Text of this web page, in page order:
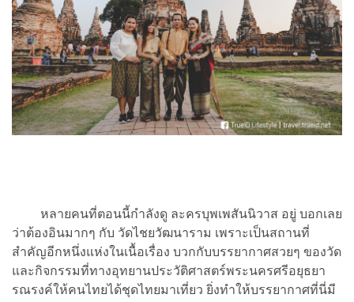
หลายคนที่ตอนนี้กำลังดู ละครบุพเพสันนิวาส อยู่ บอกเลย
ว่าต้องอินมากๆ กับ วัดไชยวัฒนาราม เพราะเป็นสถานที่
สำคัญอีกหนึ่งแห่งในเนื้อเรื่อง บวกกับบรรยากาศสวยๆ ของวัด
และกิจกรรมที่ทางอุทยานประวัติศาสตร์พระนครศรีอยุธยา
รณรงค์ให้คนไทยได้ชุดไทยมาเที่ยว ยิ่งทำให้บรรยากาศที่นี่มี